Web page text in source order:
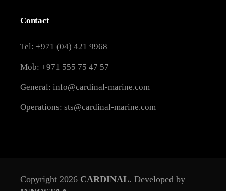
Contact
Tel: +971 (04) 421 9968
Mob: +971 555 75 47 57
General: info@cardinal-marine.com
Operations: sts@cardinal-marine.com
Copyright 2026 CARDINAL. Developed by